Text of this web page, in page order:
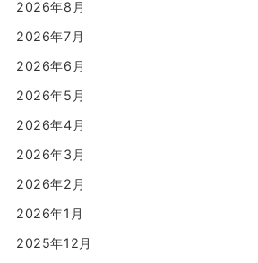
2026年8月
2026年7月
2026年6月
2026年5月
2026年4月
2026年3月
2026年2月
2026年1月
2025年12月